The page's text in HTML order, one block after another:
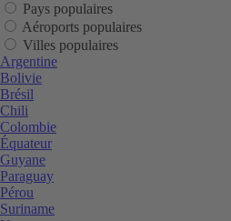
Pays populaires
Aéroports populaires
Villes populaires
Argentine
Bolivie
Brésil
Chili
Colombie
Équateur
Guyane
Paraguay
Pérou
Suriname